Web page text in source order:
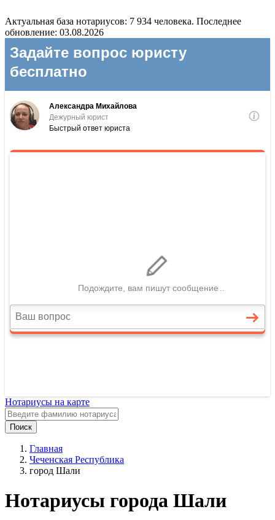
Актуальная база нотариусов: 7 934 человека. Последнее
обновление: 03.08.2026
Нотариусы на карте
Поиск
Главная
Чеченская Республика
город Шали
Нотариусы города Шали